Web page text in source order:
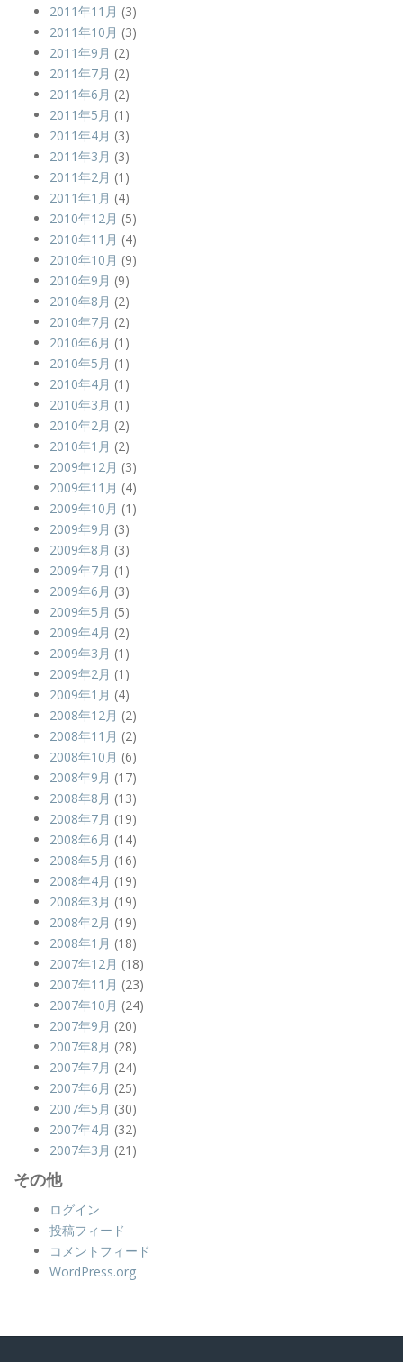
2011年11月 (3)
2011年10月 (3)
2011年9月 (2)
2011年7月 (2)
2011年6月 (2)
2011年5月 (1)
2011年4月 (3)
2011年3月 (3)
2011年2月 (1)
2011年1月 (4)
2010年12月 (5)
2010年11月 (4)
2010年10月 (9)
2010年9月 (9)
2010年8月 (2)
2010年7月 (2)
2010年6月 (1)
2010年5月 (1)
2010年4月 (1)
2010年3月 (1)
2010年2月 (2)
2010年1月 (2)
2009年12月 (3)
2009年11月 (4)
2009年10月 (1)
2009年9月 (3)
2009年8月 (3)
2009年7月 (1)
2009年6月 (3)
2009年5月 (5)
2009年4月 (2)
2009年3月 (1)
2009年2月 (1)
2009年1月 (4)
2008年12月 (2)
2008年11月 (2)
2008年10月 (6)
2008年9月 (17)
2008年8月 (13)
2008年7月 (19)
2008年6月 (14)
2008年5月 (16)
2008年4月 (19)
2008年3月 (19)
2008年2月 (19)
2008年1月 (18)
2007年12月 (18)
2007年11月 (23)
2007年10月 (24)
2007年9月 (20)
2007年8月 (28)
2007年7月 (24)
2007年6月 (25)
2007年5月 (30)
2007年4月 (32)
2007年3月 (21)
その他
ログイン
投稿フィード
コメントフィード
WordPress.org